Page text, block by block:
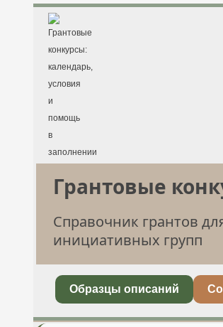
Грантовые
Справочник грантов
инициативных групп
Образцы описаний